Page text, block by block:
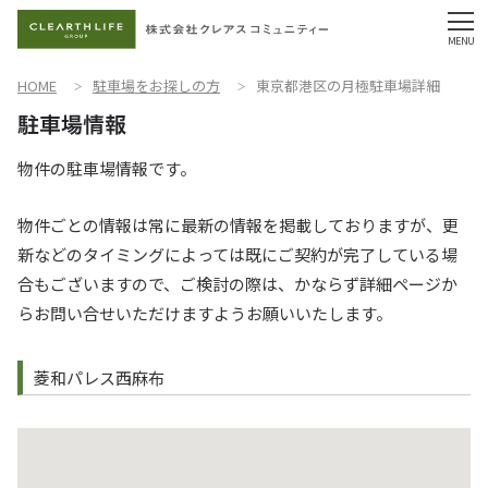
HOME 駐車場をお探しの方 東京都港区の月極駐車場詳細
物件の駐車場情報です。
物件ごとの情報は常に最新の情報を掲載しておりますが、更
新などのタイミングによっては既にご契約が完了している場
合もございますので、ご検討の際は、かならず詳細ページか
らお問い合せいただけますようお願いいたします。
菱和パレス西麻布